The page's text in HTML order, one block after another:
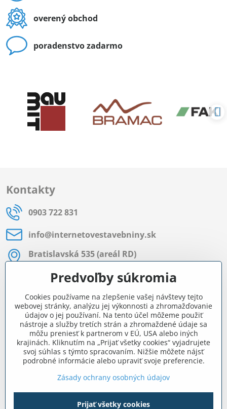
overený obchod
poradenstvo zadarmo
Kontakty
0903 722 831
info​@internetovestavebniny​.sk
Bratislavská 535 (areál RD)
Most pri Bratislave
Pon - Pia 8:00 - 11:30 a 12:15 - 15:30
Facebook
Navigácia
Všetko o nákupe
©2026Copyright
Predvoľby súkromia
Cookies používame na zlepšenie vašej návštevy tejto
webovej stránky, analýzu jej výkonnosti a zhromažďovanie
údajov o jej používaní. Na tento účel môžeme použiť
nástroje a služby tretích strán a zhromaždené údaje sa
môžu preniesť k partnerom v EÚ, USA alebo iných
krajinách. Kliknutím na „Prijať všetky cookies“ vyjadrujete
svoj súhlas s týmto spracovaním. Nižšie môžete nájsť
podrobné informácie alebo upraviť svoje preferencie.
Zásady ochrany osobných údajov
Prijať všetky cookies